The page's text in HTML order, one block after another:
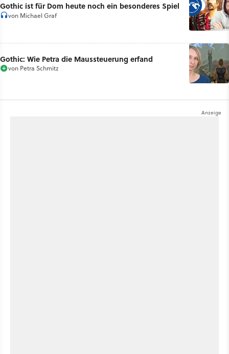
Gothic ist für Dom heute noch ein besonderes Spiel
von Michael Graf
Gothic: Wie Petra die Maussteuerung erfand
von Petra Schmitz